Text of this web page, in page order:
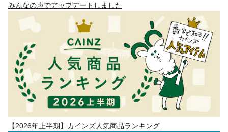
みんなの声でアップデートしました
【2026年上半期】カインズ人気商品ランキング